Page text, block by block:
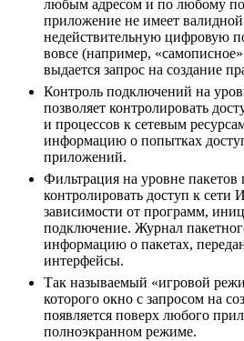
любым адресом и по любому
приложение не имеет
недействительную цифровую
вовсе (например,
выдается запрос на создание
Контроль подключений на
позволяет контролировать
и процессов к сетевым
информацию о попытках
приложений.
Фильтрация на уровне пакетов
контролировать доступ к сети
зависимости от программ,
подключение. Журнал
информацию о пакетах,
интерфейсы.
Так называемый «игровой
которого окно с запросом на
появляется поверх любого
полноэкранном режиме.